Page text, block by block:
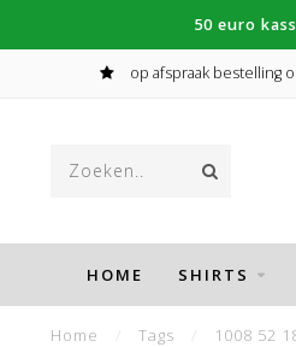
50 euro
op afspraak bestelling
HOME SHIRTS
Home Tags 1008 52